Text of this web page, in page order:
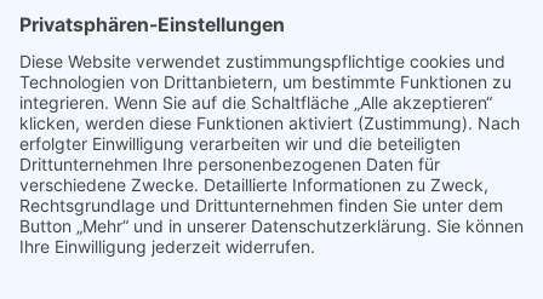
MEDIEN & PRESSE
Informationsfalter
Informativ
Otternet
natur & land
Presse
ÜBER UNS